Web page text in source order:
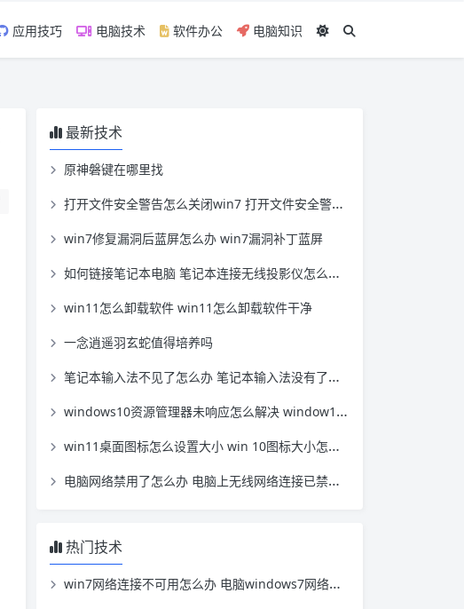
应用技巧 电脑技术 软件办公 电脑知识
最新技术
原神磐键在哪里找
打开文件安全警告怎么关闭win7 打开文件安全警告怎么关闭win11
win7修复漏洞后蓝屏怎么办 win7漏洞补丁蓝屏
如何链接笔记本电脑 笔记本连接无线投影仪怎么连接
win11怎么卸载软件 win11怎么卸载软件干净
一念逍遥羽玄蛇值得培养吗
笔记本输入法不见了怎么办 笔记本输入法没有了怎么办
windows10资源管理器未响应怎么解决 window10资源管理器无响应
win11桌面图标怎么设置大小 win 10图标大小怎么设置
电脑网络禁用了怎么办 电脑上无线网络连接已禁用怎么办
热门技术
win7网络连接不可用怎么办 电脑windows7网络连接不可用怎么办